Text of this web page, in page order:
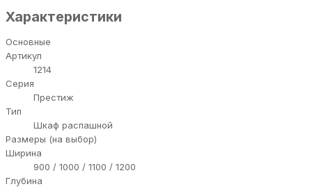
Характеристики
Основные
Артикул
1214
Серия
Престиж
Тип
Шкаф распашной
Размеры (на выбор)
Ширина
900 / 1000 / 1100 / 1200
Глубина